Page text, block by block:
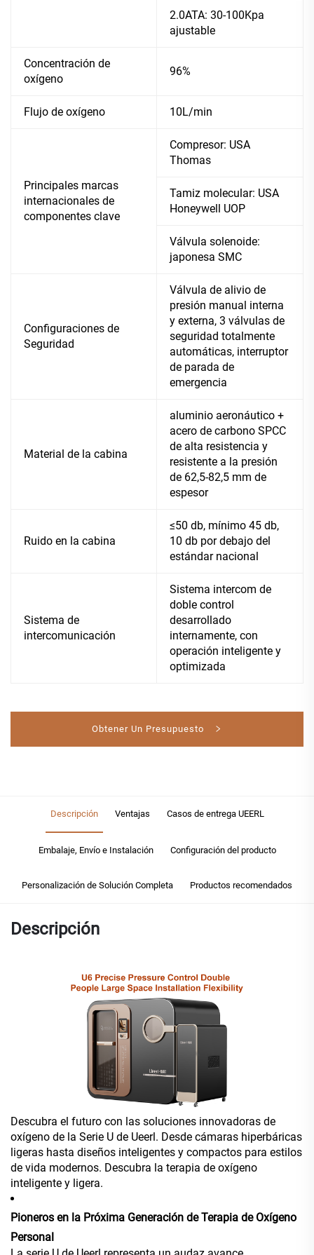
2.0ATA: 30-100Kpa
ajustable
Concentración de
oxígeno
96%
Flujo de oxígeno 10L/min
Principales marcas
internacionales de
componentes clave
Compresor: USA
Thomas
Tamiz molecular: USA
Honeywell UOP
Válvula solenoide:
japonesa SMC
Configuraciones de
Seguridad
Válvula de alivio de
presión manual interna
y externa, 3 válvulas de
seguridad totalmente
automáticas, interruptor
de parada de
emergencia
Material de la cabina
aluminio aeronáutico +
acero de carbono SPCC
de alta resistencia y
resistente a la presión
de 62,5-82,5 mm de
espesor
Ruido en la cabina
≤50 db, mínimo 45 db,
10 db por debajo del
estándar nacional
Sistema de
intercomunicación
Sistema intercom de
doble control
desarrollado
internamente, con
operación inteligente y
optimizada
Obtener Un Presupuesto
Descripción Ventajas Casos de entrega UEERL
Embalaje, Envío e Instalación Configuración del producto
Personalización de Solución Completa Productos recomendados
Descripción
Descubra el futuro con las soluciones innovadoras de
oxígeno de la Serie U de Ueerl. Desde cámaras hiperbáricas
ligeras hasta diseños inteligentes y compactos para estilos
de vida modernos. Descubra la terapia de oxígeno
inteligente y ligera.
Pioneros en la Próxima Generación de Terapia de Oxígeno
Personal